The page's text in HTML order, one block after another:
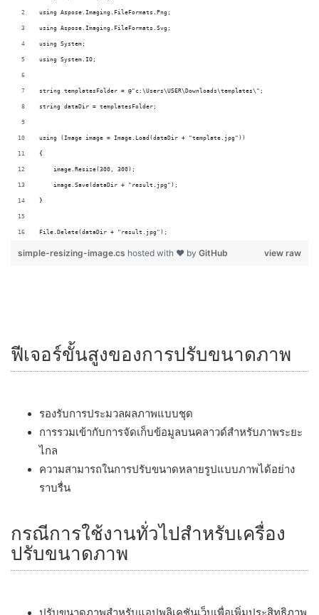
File.Delete(dataDir + "result.jpg");
view raw
simple-resizing-image.cs hosted with ❤ by GitHub
ฟีเจอร์ขั้นสูงของการปรับขนาดภาพ
รองรับการประมวลผลภาพแบบชุด
การรวมเข้ากับการจัดเก็บข้อมูลบนคลาวด์สำหรับภาพระยะ
ไกล
ความสามารถในการปรับขนาดหลายรูปแบบภาพได้อย่าง
ราบรื่น
กรณีการใช้งานทั่วไปสำหรับเครื่อง
ปรับขนาดภาพ